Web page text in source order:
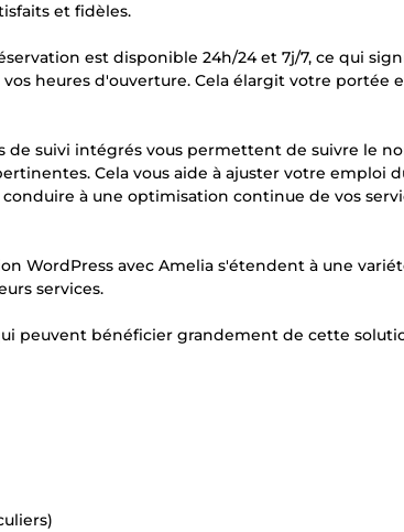
et fidèles.
est disponible 24h/24 et 7j/7, ce qui
heures d'ouverture. Cela élargit votre
de suivi intégrés vous permettent de suivre le
Cela vous aide à ajuster votre emploi
à une optimisation continue de vos
WordPress avec Amelia s'étendent à une
services.
peuvent bénéficier grandement de cette